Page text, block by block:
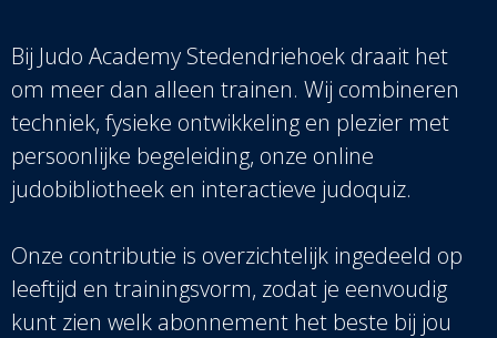
Bij Judo Academy Stedendriehoek draait het
om meer dan alleen trainen. Wij combineren
techniek, fysieke ontwikkeling en plezier met
persoonlijke begeleiding, onze online
judobibliotheek en interactieve judoquiz.
Onze contributie is overzichtelijk ingedeeld op
leeftijd en trainingsvorm, zodat je eenvoudig
kunt zien welk abonnement het beste bij jou